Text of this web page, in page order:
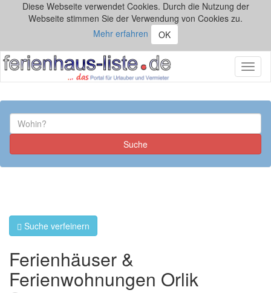
Diese Webseite verwendet Cookies. Durch die Nutzung der
Webseite stimmen Sie der Verwendung von Cookies zu.
Mehr erfahren
OK
Suche verfeinern
Ferienhäuser &
Ferienwohnungen Orlik